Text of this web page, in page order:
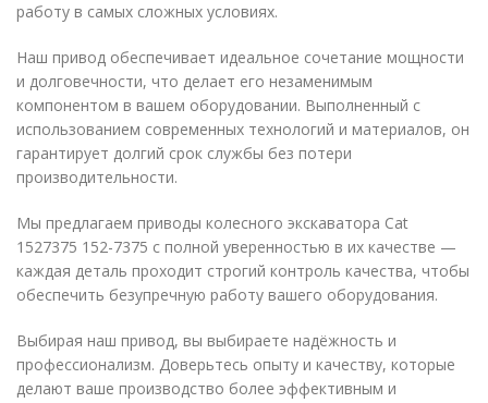
работу в самых сложных условиях.
Наш привод обеспечивает идеальное сочетание мощности
и долговечности, что делает его незаменимым
компонентом в вашем оборудовании. Выполненный с
использованием современных технологий и материалов, он
гарантирует долгий срок службы без потери
производительности.
Мы предлагаем приводы колесного экскаватора Cat
1527375 152-7375 с полной уверенностью в их качестве —
каждая деталь проходит строгий контроль качества, чтобы
обеспечить безупречную работу вашего оборудования.
Выбирая наш привод, вы выбираете надёжность и
профессионализм. Доверьтесь опыту и качеству, которые
делают ваше производство более эффективным и